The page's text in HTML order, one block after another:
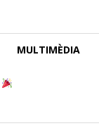
MULTIMÈDIA